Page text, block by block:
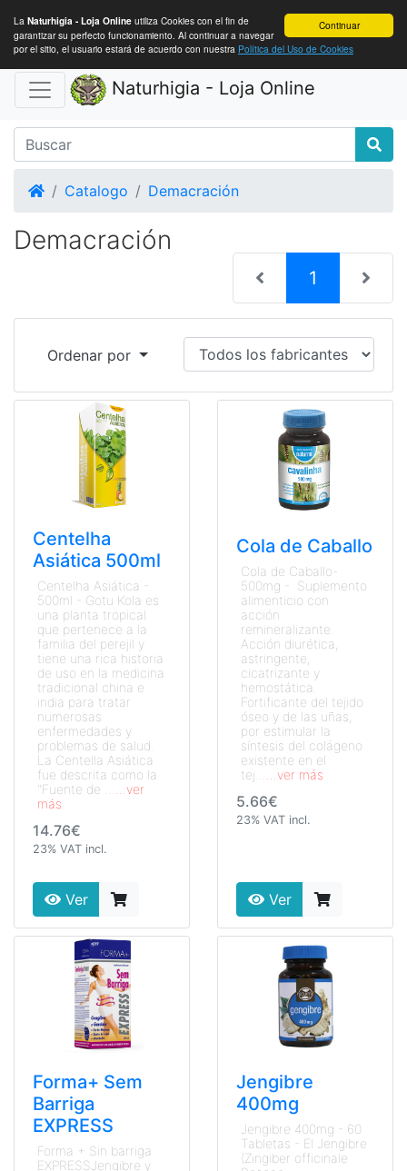
Continuar
La Naturhigia - Loja Online utiliza Cookies con el fin de
garantizar su perfecto funcionamiento. Al continuar a navegar
por el sitio, el usuario estará de acuerdo con nuestra Política del Uso de Cookies
Naturhigia - Loja Online
HomeCatalogo Demacración
Demacración
1 (current)
Ordenar por
Centelha
Asiática 500ml
Centelha Asiática -
500ml - Gotu Kola es
una planta tropical
que pertenece a la
familia del perejil y
tiene una rica historia
de uso en la medicina
tradicional china e
india para tratar
numerosas
enfermedades y
problemas de salud.
La Centella Asiática
fue descrita como la
"Fuente de ...
...ver
más
14.76€
23% VAT incl.
Ver
Cola de Caballo
Cola de Caballo-
500mg - Suplemento
alimenticio con
acción
remineralizante.
Acción diurética,
astringente,
cicatrizante y
hemostática.
Fortificante del tejido
óseo y de las uñas,
por estimular la
síntesis del colágeno
existente en el
tej...
...ver más
5.66€
23% VAT incl.
Ver
Forma+ Sem
Barriga
EXPRESS
Forma + Sin barriga
EXPRESSJengibre y
Jengibre
400mg
Jengibre 400mg - 60
Tabletas - El Jengibre
(Zingiber officinale